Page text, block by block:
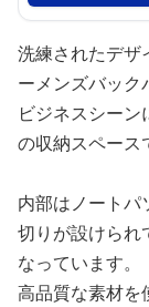
洗練されたデザ
ーメンズバック
ビジネスシー
の収納スペース
内部はノートパ
切りが設けられ
なっています。
高品質な素材を